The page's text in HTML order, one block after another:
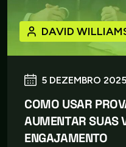
5 DEZEMBRO 2025
DAVID
COMO USAR
AUMENTAR SUAS
ENGAJAMENTO